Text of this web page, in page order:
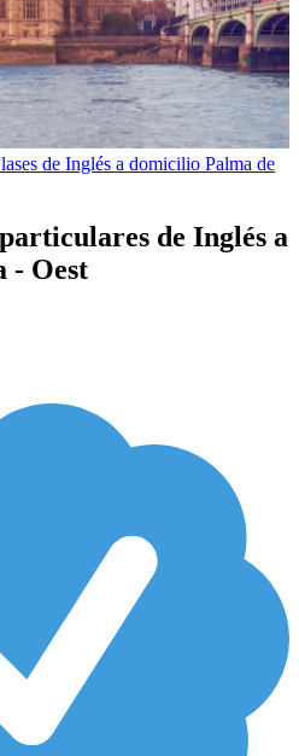
de Inglés a domicilio Palma de
de Inglés a
- Oest